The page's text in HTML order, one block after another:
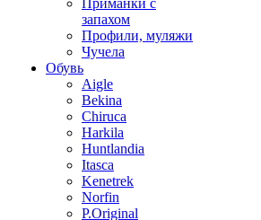
Приманки с
запахом
Профили, муляжи
Чучела
Обувь
Aigle
Bekina
Chiruсa
Harkila
Huntlandia
Itasca
Kenetrek
Norfin
P.Original